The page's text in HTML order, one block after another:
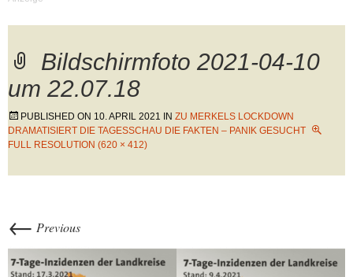
Bildschirmfoto 2021-04-10
um 22.07.18
PUBLISHED ON 10. APRIL 2021 IN ZU MERKELS LOCKDOWN
DRAMATISIERT DIE TAGESSCHAU DIE FAKTEN – PANIK GESUCHT
FULL RESOLUTION (620 × 412)
← Previous